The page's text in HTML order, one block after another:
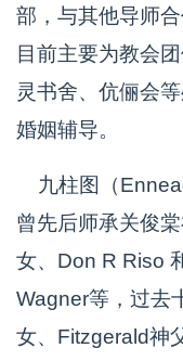
部，与其他导师
目前主要为教会
灵书舍、伉俪会
婚姻辅导。
九柱图（
曾先后师承关俊
女、Don R Riso
Wagner等，过去
女、Fitzgerald神